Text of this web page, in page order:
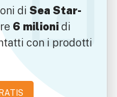
di Sea Star-
6 milionidi
con i prodotti